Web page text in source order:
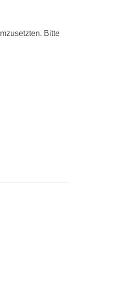
Bitte